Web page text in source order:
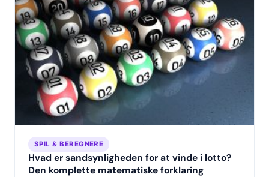
SPIL & BEREGNERE
Hvad er sandsynligheden for at vinde i lotto?
Den komplette matematiske forklaring